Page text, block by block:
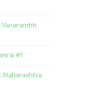
Vanarambh
#1
Maharashtra